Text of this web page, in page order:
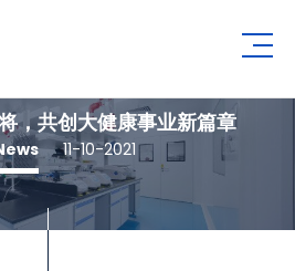
Institute
，共创大健康事业新篇章
11-10-2021